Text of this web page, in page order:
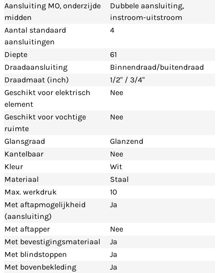
Aansluiting MO, onderzijde
midden
Dubbele aansluiting,
instroom-uitstroom
Aantal standaard
aansluitingen
4
Diepte
61
Draadaansluiting
Binnendraad/buitendraad
Draadmaat (inch)
1/2" / 3/4"
Geschikt voor elektrisch
element
Nee
Geschikt voor vochtige
ruimte
Nee
Glansgraad
Glanzend
Kantelbaar
Nee
Kleur
Wit
Materiaal
Staal
Max. werkdruk
10
Met aftapmogelijkheid
(aansluiting)
Ja
Met aftapper
Nee
Met bevestigingsmateriaal
Ja
Met blindstoppen
Ja
Met bovenbekleding
Ja